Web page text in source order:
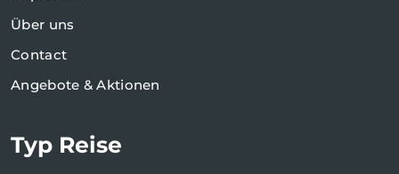
Über uns
Contact
Angebote & Aktionen
Typ Reise